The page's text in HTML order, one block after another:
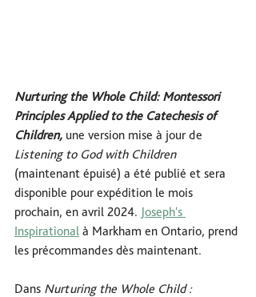
Nurturing the Whole Child: Montessori
Principles Applied to the Catechesis of
Children, une version mise à jour de
Listening to God with Children
(maintenant épuisé) a été publié et sera
disponible pour expédition le mois
prochain, en avril 2024. Joseph's
Inspirational à Markham en Ontario, prend
les précommandes dès maintenant.
Dans Nurturing the Whole Child :